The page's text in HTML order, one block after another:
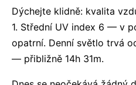
Dýchejte klidně: kvalita
1. Střední UV index 6 — v
opatrní. Denní světlo trvá
— přibližně 14h 31m.